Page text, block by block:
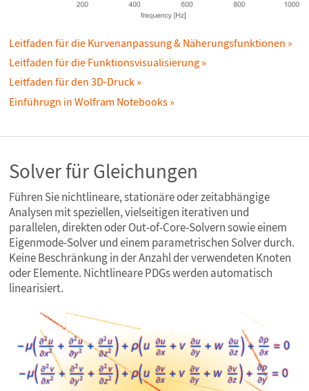
Leitfaden für die Kurvenanpassung & Näherungsfunktionen
Leitfaden für die Funktionsvisualisierung
Leitfaden für den 3D-Druck
Einführugn in Wolfram Notebooks
Solver für Gleichungen
Führen Sie nichtlineare, stationäre oder zeitabhängige
Analysen mit speziellen, vielseitigen iterativen und
parallelen, direkten oder Out-of-Core-Solvern sowie einem
Eigenmode-Solver und einem parametrischen Solver durch.
Keine Beschränkung in der Anzahl der verwendeten Knoten
oder Elemente. Nichtlineare PDGs werden automatisch
linearisiert.